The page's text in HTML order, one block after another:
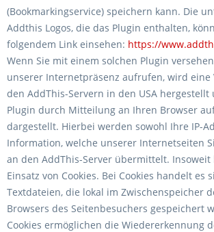
(Bookmarkingservice) speichern kann. Die
Addthis Logos, die das Plugin enthalten,
folgendem Link einsehen: https://
Wenn Sie mit einem solchen Plugin
unserer Internetpräsenz aufrufen, wird eine
den AddThis-Servern in den USA hergestellt
Plugin durch Mitteilung an Ihren Browser
dargestellt. Hierbei werden sowohl Ihre IP-
Information, welche unserer Internetseiten
an den AddThis-Server übermittelt. Insoweit
Einsatz von Cookies. Bei Cookies handelt es
Textdateien, die lokal im Zwischenspeicher
Browsers des Seitenbesuchers gespeichert
Cookies ermöglichen die Wiedererkennung